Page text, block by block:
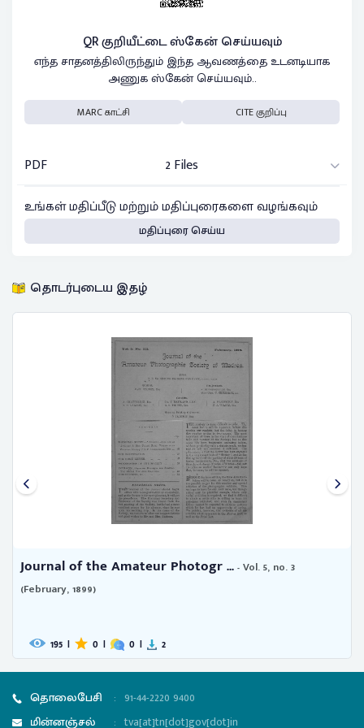
QR குறியீட்டை ஸ்கேன் செய்யவும்
எந்த சாதனத்திலிருந்தும் இந்த ஆவணத்தை உடனடியாக
அணுக ஸ்கேன் செய்யவும்..
MARC காட்சி CITE குறிப்பு
PDF
2 Files
உங்கள் மதிப்பீடு மற்றும் மதிப்புரைகளை வழங்கவும்
மதிப்புரை செய்ய
தொடர்புடைய இதழ்
Journal of the Amateur Photogr ...- Vol. 5, no. 3
(February, 1899)
195 | 0 | 0 | 2
தொலைபேசி : 91-44-2220 9400
மின்னஞ்சல்
: tva[at]tn[dot]gov[dot]in